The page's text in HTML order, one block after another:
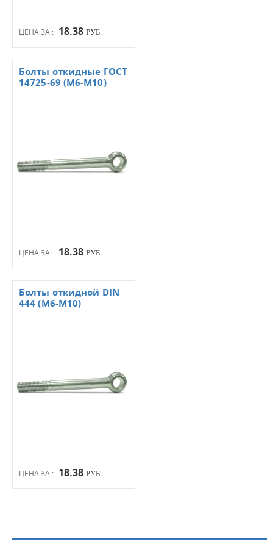
ЦЕНА ЗА : 18.38 РУБ.
ЦЕНА ЗА : 18.38 РУБ.
Болты откидные ГОСТ
14725-69 (М6-М10)
ЦЕНА ЗА : 18.38 РУБ.
Болты откидной DIN
444 (М6-М10)